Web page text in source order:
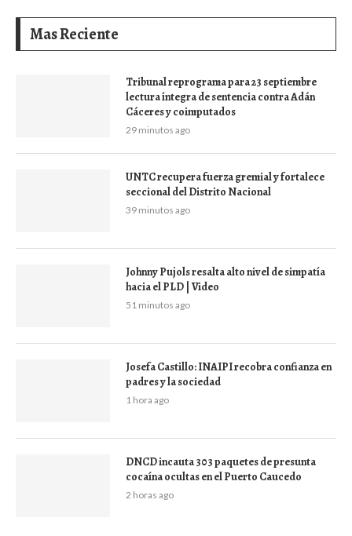
Mas Reciente
Tribunal reprograma para 23 septiembre
lectura íntegra de sentencia contra Adán
Cáceres y coimputados
29 minutos ago
UNTC recupera fuerza gremial y fortalece
seccional del Distrito Nacional
39 minutos ago
Johnny Pujols resalta alto nivel de simpatía
hacia el PLD | Video
51 minutos ago
Josefa Castillo: INAIPI recobra confianza en
padres y la sociedad
1 hora ago
DNCD incauta 303 paquetes de presunta
cocaína ocultas en el Puerto Caucedo
2 horas ago